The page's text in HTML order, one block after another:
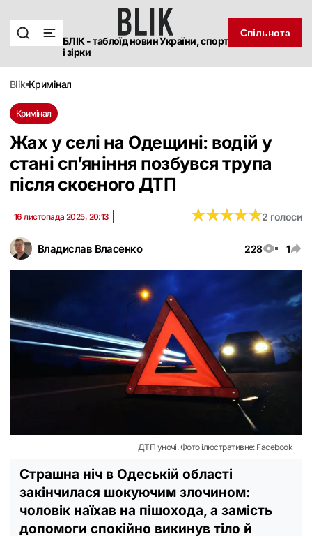
БЛІК - таблоїд новин України, спорт
і зірки
Спільнота
blik кримінал
Кримінал
Жах у селі на Одещині: водій у
стані сп’яніння позбувся трупа
після скоєного ДТП
Владислав Власенко 228 1
16 листопада 2025, 20:13 ★★★★★
★★★★★2 голоси
ДТП уночі. Фото ілюстративне: Facebook
Страшна ніч в Одеській області
закінчилася шокуючим злочином:
чоловік наїхав на пішохода, а замість
допомоги спокійно викинув тіло й